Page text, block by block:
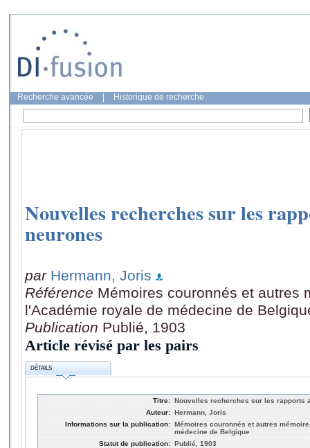
Recherche avancée Historique de recherche
Nouvelles recherches sur les
neurones
par Hermann, Joris
Référence Mémoires couronnés et autres
l'Académie royale de médecine de
Publication Publié, 1903
Article révisé par les pairs
DÉTAILS
Titre: Nouvelles recherches sur les rapports
Auteur: Hermann, Joris
Informations sur la publication: Mémoires couronnés et autres
médecine de Belgique
Statut de publication: Publié, 1903